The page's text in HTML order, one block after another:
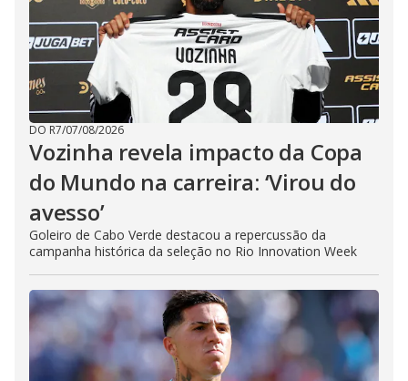
DO R7/07/08/2026
Vozinha revela impacto da Copa
do Mundo na carreira: ‘Virou do
avesso’
Goleiro de Cabo Verde destacou a repercussão da
campanha histórica da seleção no Rio Innovation Week